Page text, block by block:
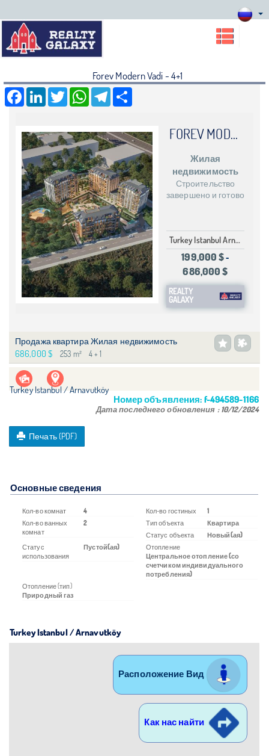
Forev Modern Vadi - 4+1
Facebook LinkedIn Twitter WhatsApp Telegram
FOREV MODERN VADI
Жилая
недвижимость
Строительство
завершено и готово
Turkey Istanbul Arnavutköy
199,000 $ -
686,000 $
REALTY
GALAXY
Продажа квартира Жилая недвижимость
686,000 $ 253 m² 4 + 1
Turkey Istanbul / Arnavutköy
Номер объявления: f-494589-1166
Дата последнего обновления :10/12/2024
Печать (PDF)
Основные сведения
Кол-во комнат 4 Кол-во гостиных
1
Кол-во ванных
комнат
2 Тип объекта
Квартира
Статус объекта
Новый(ая)
Статус
использования
Пустой(ая)
Отопление
Центральное отопление (со
счетчиком индивидуального
потребления)
Отопление (тип)
Природный газ
Turkey Istanbul / Arnavutköy
Расположение Вид
Как нас найти